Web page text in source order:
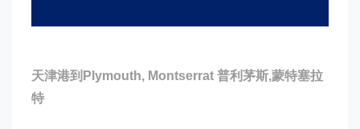
天津港到Plymouth, Montserrat 普利茅斯,蒙特塞拉
特